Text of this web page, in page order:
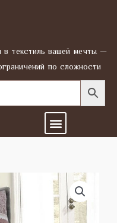
в текстиль вашей мечты —
по сложности
Menu